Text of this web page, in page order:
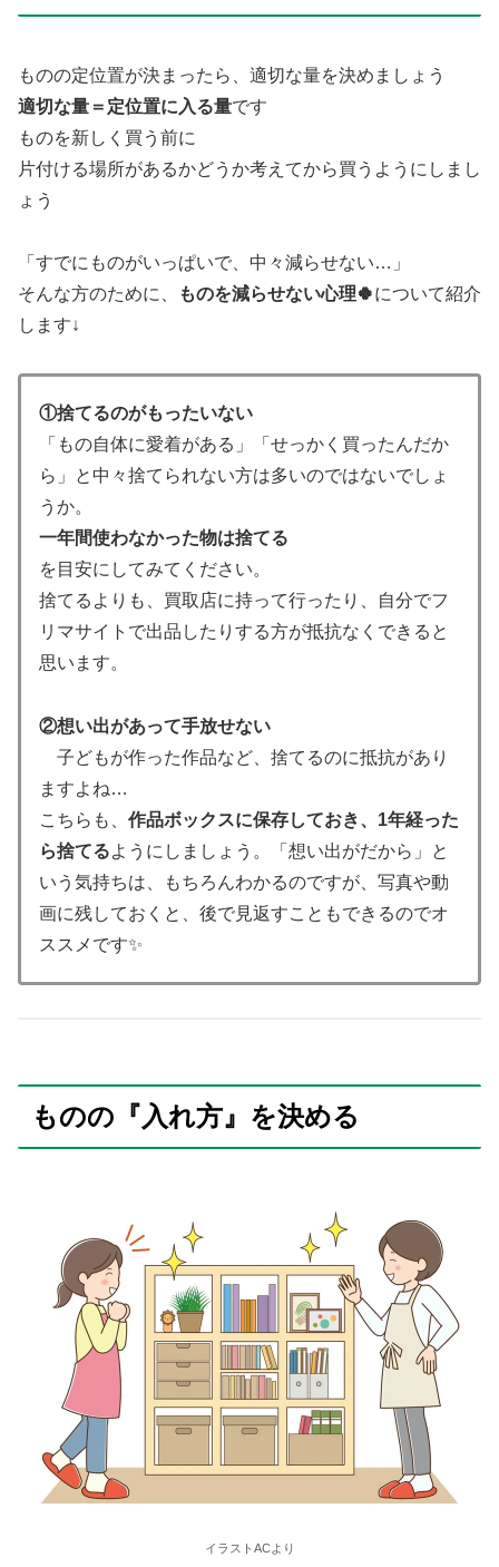
ものの定位置が決まったら、適切な量を決めましょう
適切な量＝定位置に入る量です
ものを新しく買う前に
片付ける場所があるかどうか考えてから買うようにしまし
ょう
「すでにものがいっぱいで、中々減らせない…」
そんな方のために、
ものを減らせない心理🍀について紹介
します↓
①捨てるのがもったいない
「もの自体に愛着がある」「せっかく買ったんだか
ら」と中々捨てられない方は多いのではないでしょ
うか。
一年間使わなかった物は捨てる
を目安にしてみてください。
捨てるよりも、買取店に持って行ったり、自分でフ
リマサイトで出品したりする方が抵抗なくできると
思います。
②想い出があって手放せない
子どもが作った作品など、捨てるのに抵抗があり
ますよね…
こちらも、 作品ボックスに保存しておき、1年経った
ら捨てるようにしましょう。「想い出がだから」と
いう気持ちは、もちろんわかるのですが、写真や動
画に残しておくと、後で見返すこともできるのでオ
ススメです✨
ものの『入れ方』を決める
イラストACより